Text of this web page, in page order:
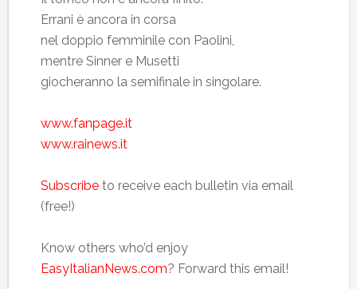
Errani è ancora in corsa
nel doppio femminile con Paolini,
mentre Sinner e Musetti
giocheranno la semifinale in singolare.
www.fanpage.it
www.rainews.it
Subscribeto receive each bulletin via email
(free!)
Know others who’d enjoy
EasyItalianNews.com? Forward this email!